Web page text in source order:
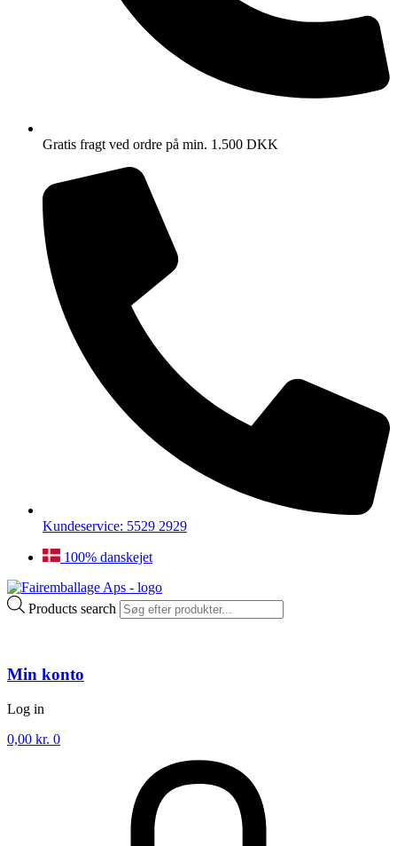
Gratis fragt ved ordre på min. 1.500 DKK
Kundeservice: 5529 2929
100% danskejet
Products search
Min konto
Log in
0,00 kr. 0